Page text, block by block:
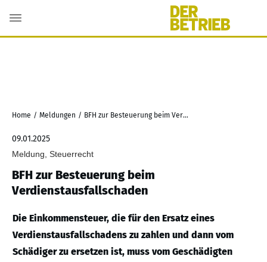
Home / Meldungen / BFH zur Besteuerung beim Verdienstausfallschaden
09.01.2025
Meldung, Steuerrecht
BFH zur Besteuerung beim
Verdienstausfallschaden
Die Einkommensteuer, die für den Ersatz eines
Verdienstausfallschadens zu zahlen und dann vom
Schädiger zu ersetzen ist, muss vom Geschädigten